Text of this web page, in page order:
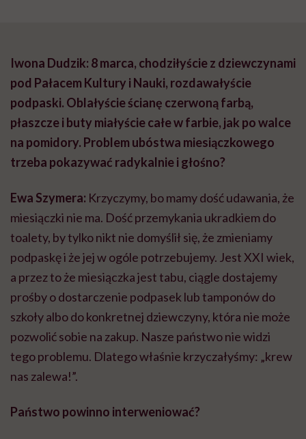
Iwona Dudzik: 8 marca, chodziłyście z dziewczynami
pod Pałacem Kultury i Nauki, rozdawałyście
podpaski. Oblałyście ścianę czerwoną farbą,
płaszcze i buty miałyście całe w farbie, jak po walce
na pomidory. Problem ubóstwa miesiączkowego
trzeba pokazywać radykalnie i głośno?
Ewa Szymera: Krzyczymy, bo mamy dość udawania, że
miesiączki nie ma. Dość przemykania ukradkiem do
toalety, by tylko nikt nie domyślił się, że zmieniamy
podpaskę i że jej w ogóle potrzebujemy. Jest XXI wiek,
a przez to że miesiączka jest tabu, ciągle dostajemy
prośby o dostarczenie podpasek lub tamponów do
szkoły albo do konkretnej dziewczyny, która nie może
pozwolić sobie na zakup. Nasze państwo nie widzi
tego problemu. Dlatego właśnie krzyczałyśmy: „krew
nas zalewa!”.
Państwo powinno interweniować?